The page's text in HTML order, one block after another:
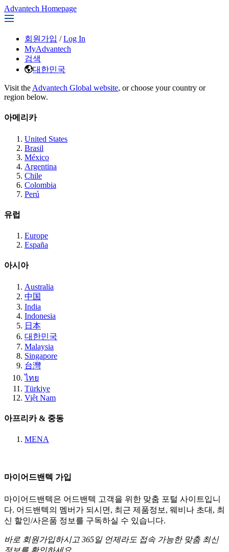
Advantech Homepage
회원가입 / Log In
MyAdvantech
검색
대한민국
Visit the Advantech Global website, or choose your country or
region below.
아메리카
United States
Brasil
México
Argentina
Chile
Colombia
Perú
유럽
Europe
España
아시아
Australia
中国
India
Indonesia
日本
대한민국
Malaysia
Singapore
台灣
ไทย
Türkiye
Việt Nam
아프리카 & 중동
MENA
마이어드밴텍 가입
마이어드밴텍은 어드밴텍 고객을 위한 맞춤 포털 사이트입니
다. 어드밴텍의 멤버가 되시면, 최근 제품정보, 웨비나 초대, 최
신 할인/사은품 정보를 구독하실 수 있습니다.
바로 회원가입하시고 365일 언제라도 접속 가능한 맞춤 최신
정보를 확인하세요.